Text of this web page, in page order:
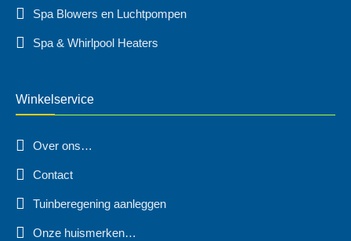
Spa Blowers en Luchtpompen
Spa & Whirlpool Heaters
Winkelservice
Over ons…
Contact
Tuinberegening aanleggen
Onze huismerken…